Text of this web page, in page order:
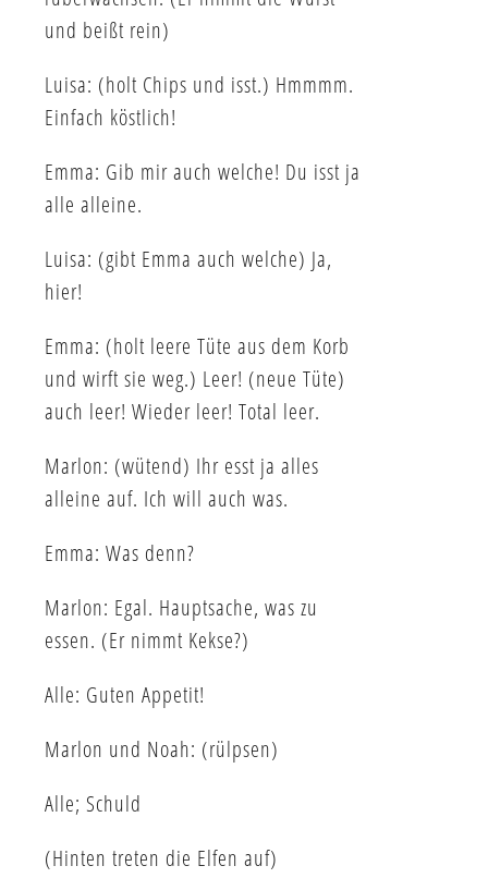
und beißt rein)
Luisa: (holt Chips und isst.) Hmmmm.
Einfach köstlich!
Emma: Gib mir auch welche! Du isst ja
alle alleine.
Luisa: (gibt Emma auch welche) Ja,
hier!
Emma: (holt leere Tüte aus dem Korb
und wirft sie weg.) Leer! (neue Tüte)
auch leer! Wieder leer! Total leer.
Marlon: (wütend) Ihr esst ja alles
alleine auf. Ich will auch was.
Emma: Was denn?
Marlon: Egal. Hauptsache, was zu
essen. (Er nimmt Kekse?)
Alle: Guten Appetit!
Marlon und Noah: (rülpsen)
Alle; Schuld
(Hinten treten die Elfen auf)